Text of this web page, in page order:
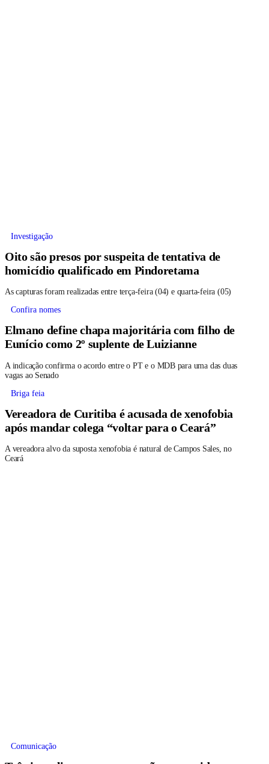
Investigação
Oito são presos por suspeita de tentativa de
homicídio qualificado em Pindoretama
As capturas foram realizadas entre terça-feira (04) e quarta-feira (05)
Confira nomes
Elmano define chapa majoritária com filho de
Eunício como 2º suplente de Luizianne
A indicação confirma o acordo entre o PT e o MDB para uma das duas
vagas ao Senado
Briga feia
Vereadora de Curitiba é acusada de xenofobia
após mandar colega “voltar para o Ceará”
A vereadora alvo da suposta xenofobia é natural de Campos Sales, no
Ceará
Comunicação